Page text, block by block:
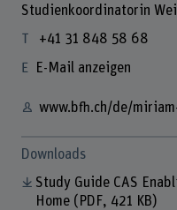
Studienkoordinatorin
+41 31 848 58 68
E-Mail anzeigen
www.bfh.ch/de/
Downloads
Study Guide CAS
Home (PDF, 421 KB)